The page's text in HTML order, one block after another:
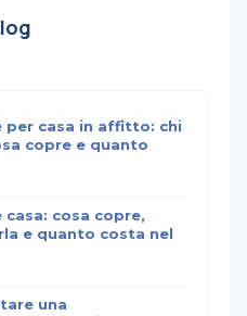
per casa in affitto: chi
copre e quanto
casa: cosa copre,
e quanto costa nel
una